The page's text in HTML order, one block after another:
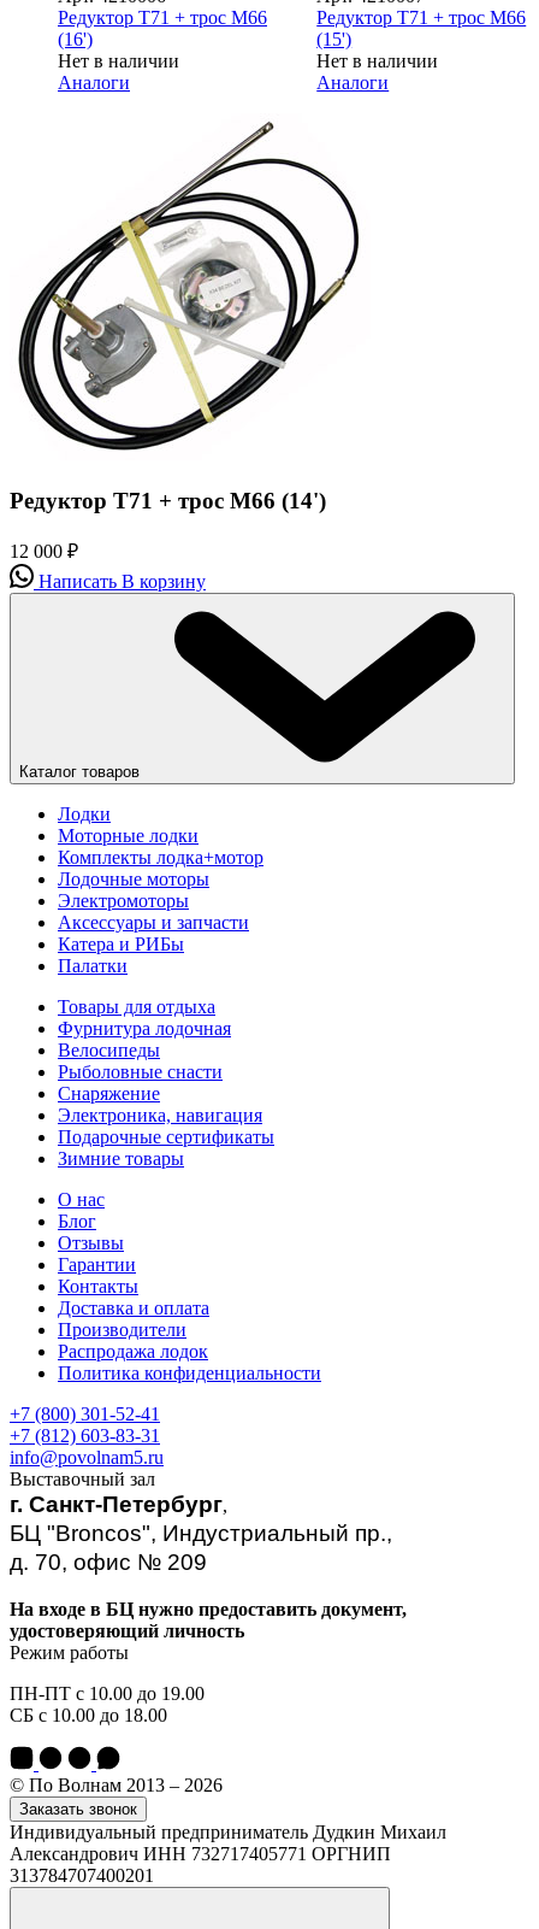
Редуктор Т71 + трос М66
(16')
Нет в наличии
Аналоги
Редуктор Т71 + трос М66
(15')
Нет в наличии
Аналоги
Редуктор Т71 + трос М66 (14')
12 000 ₽
Написать В корзину
Каталог товаров
Лодки
Моторные лодки
Комплекты лодка+мотор
Лодочные моторы
Электромоторы
Аксессуары и запчасти
Катера и РИБы
Палатки
Товары для отдыха
Фурнитура лодочная
Велосипеды
Рыболовные снасти
Снаряжение
Электроника, навигация
Подарочные сертификаты
Зимние товары
О нас
Блог
Отзывы
Гарантии
Контакты
Доставка и оплата
Производители
Распродажа лодок
Политика конфиденциальности
+7 (800) 301-52-41
+7 (812) 603-83-31
info@povolnam5.ru
Выставочный зал
г. Санкт-Петербург,
БЦ "Broncos", Индустриальный пр.,
д. 70, офис № 209
На входе в БЦ нужно предоставить документ,
удостоверяющий личность
Режим работы
ПН-ПТ с 10.00 до 19.00
СБ с 10.00 до 18.00
© По Волнам 2013 – 2026
Заказать звонок
Индивидуальный предприниматель Дудкин Михаил
Александрович ИНН 732717405771 ОРГНИП
313784707400201